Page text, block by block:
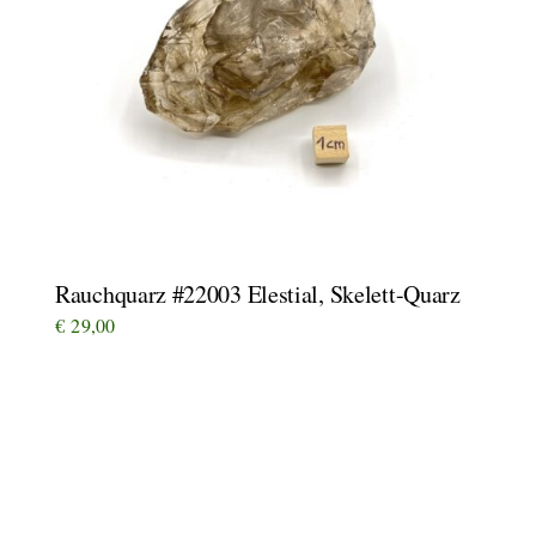
Rauchquarz #22003 Elestial, Skelett-Quarz
€ 29,00